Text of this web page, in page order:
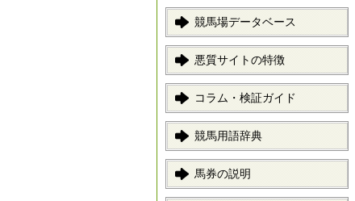
競馬場データベース
悪質サイトの特徴
コラム・検証ガイド
競馬用語辞典
馬券の説明